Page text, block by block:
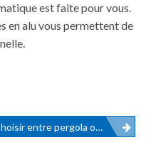
est faite pour vous.
en alu vous permettent de
entre pergola ou véranda